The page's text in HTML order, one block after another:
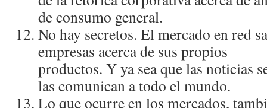
de consumo general.
No hay secretos. El mercado en red
empresas acerca de sus propios
productos. Y ya sea que las noticias
las comunican a todo el mundo.
Lo que ocurre en los mercados,